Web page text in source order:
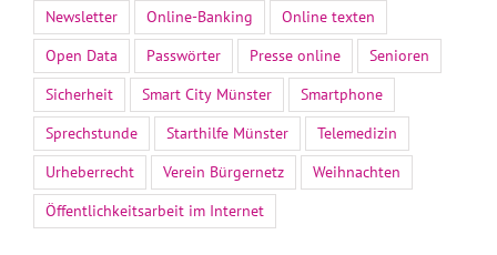
Newsletter
Online-Banking
Online texten
Open Data
Passwörter Presse online
Senioren
Sicherheit
Smart City Münster
Smartphone
Sprechstunde
Starthilfe Münster
Telemedizin
Urheberrecht
Verein Bürgernetz
Weihnachten
Öffentlichkeitsarbeit im Internet